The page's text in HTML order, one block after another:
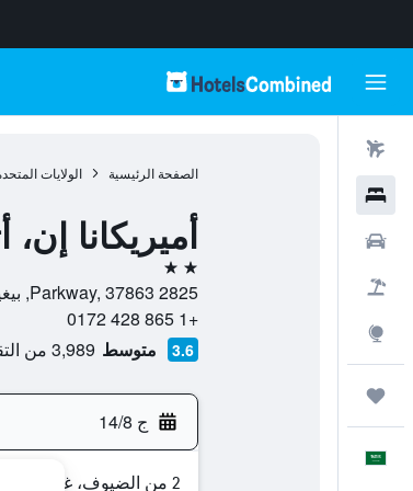
الصفحة الرئيسية الولايات
أميريكانا
2 نجمتين
2825 Parkway, 37863, بيغيون فورغ, تينسي, الولايات المتحدة الأميريكية
+1 865 428 0172
3.6 متوسط 3,989 من التقييمات تم التحقق منها
ج 14/8
2 من الضيوف، غرفة واحدة